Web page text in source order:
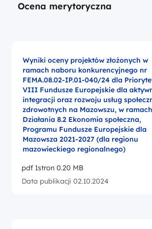
Ocena merytoryczna
Wyniki oceny projektów złożonych w
ramach naboru konkurencyjnego nr
FEMA.08.02-IP.01-040/24 dla
VIII Fundusze Europejskie dla
integracji oraz rozwoju usług
zdrowotnych na Mazowszu, w ramach
Działania 8.2 Ekonomia społeczna,
Programu Fundusze Europejskie dla
Mazowsza 2021-2027 (dla regionu
mazowieckiego regionalnego)
pdf 1stron 0.20 MB
Data publikacji 02.10.2024